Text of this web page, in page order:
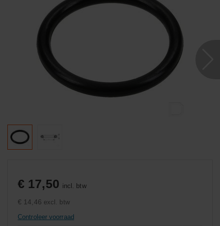
€ 17,50 incl. btw
€ 14,46 excl. btw
Controleer voorraad